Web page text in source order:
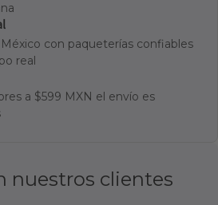
con paqueterías confiables
real
a $599 MXN el envío es
nuestros clientes